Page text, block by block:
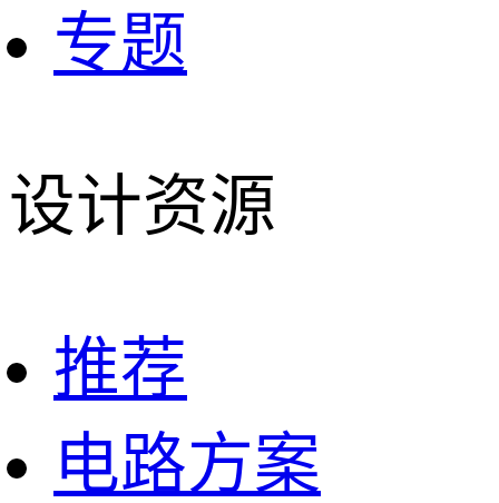
专题
设计资源
推荐
电路方案